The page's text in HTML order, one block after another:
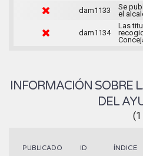
dam1133
Se
el
dam1134
Las
INFORMACIÓN SOBRE
DEL
PUBLICADO ID ÍNDICE